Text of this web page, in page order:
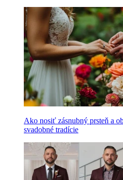
Ako nosiť zásnubný prsteň a
svadobné tradície